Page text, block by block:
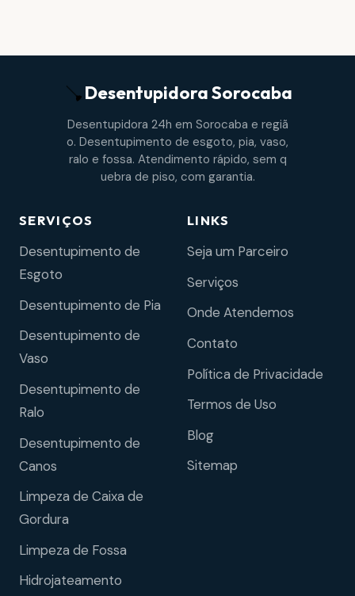
DesentupidoraSorocaba
Desentupidora 24h em Sorocaba e regiã
o. Desentupimento de esgoto, pia, vaso,
ralo e fossa. Atendimento rápido, sem q
uebra de piso, com garantia.
SERVIÇOS
Desentupimento de
Esgoto
Desentupimento de Pia
Desentupimento de
Vaso
Desentupimento de
Ralo
Desentupimento de
Canos
Limpeza de Caixa de
Gordura
Limpeza de Fossa
Hidrojateamento
LINKS
Seja um Parceiro
Serviços
Onde Atendemos
Contato
Política de Privacidade
Termos de Uso
Blog
Sitemap